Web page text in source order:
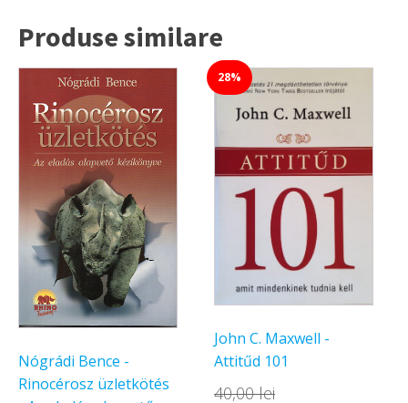
Produse similare
Nógrádi Bence -
Rinocérosz üzletkötés
28%
John C. Maxwell -
Attitűd 101
40,00lei